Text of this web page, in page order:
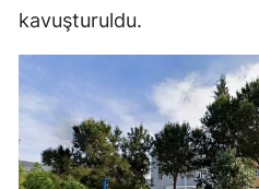
kavuşturuldu.